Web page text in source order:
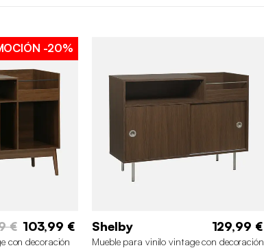
-20%
€ 103,99 €
con decoración
Shelby 129,99 €
Mueble para vinilo vintage con decoración